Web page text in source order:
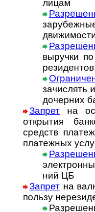
лицам
вы­руч­ки
рези­дентов
за­чис­лять
дочер­них
Запрет на
открытия
средств
плате­жных
ний ЦБ
Запрет на
пользу